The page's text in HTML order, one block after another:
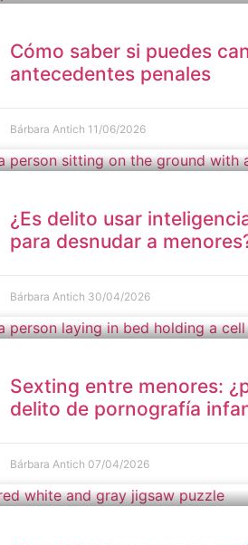
Cómo saber si puedes
antecedentes penales
Bárbara Antich 11/06/2026
¿Es delito usar
para desnudar a
Bárbara Antich 30/04/2026
Sexting entre menores:
delito de pornografía
Bárbara Antich 07/04/2026